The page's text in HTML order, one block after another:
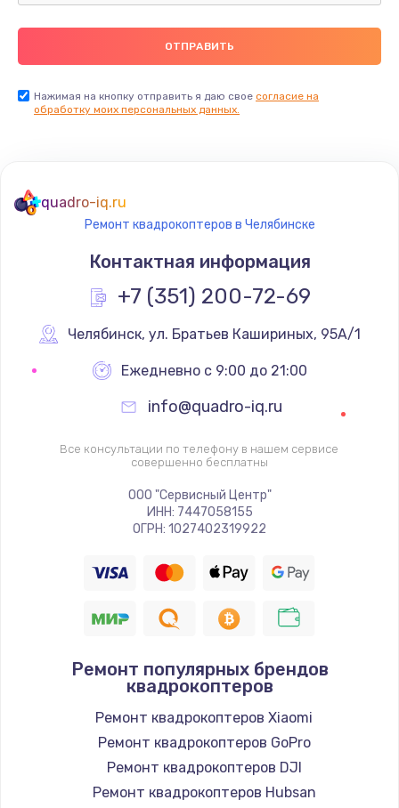
Нажимая на кнопку отправить я даю свое согласие на
обработку моих персональных данных.
quadro-iq.ru
Ремонт квадрокоптеров в Челябинске
Контактная информация
+7 (351) 200-72-69
Челябинск, ул. Братьев Кашириных, 95А/1
Ежедневно с 9:00 до 21:00
info@quadro-iq.ru
Все консультации по телефону в нашем сервисе
совершенно бесплатны
ООО "Сервисный Центр"
ИНН: 7447058155
ОГРН: 1027402319922
Ремонт популярных брендов
квадрокоптеров
Ремонт квадрокоптеров Xiaomi
Ремонт квадрокоптеров GoPro
Ремонт квадрокоптеров DJI
Ремонт квадрокоптеров Hubsan